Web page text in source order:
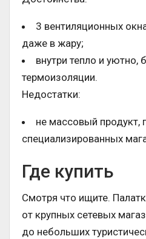
3 вентиляционных
даже в жару;
внутри тепло и уютно,
термоизоляции.
Недостатки:
не массовый продукт,
специализированных
Где купить
Смотря что ищите.
от крупных сетевых
до небольших